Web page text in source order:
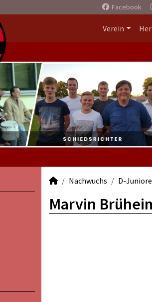
Facebook
Verein
Nachwuchs D-
Marvin